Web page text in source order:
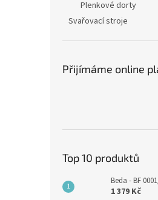
Plenkové dorty
Svařovací stroje
Přijímáme online
Top 10 produktů
Beda - BF
1 379 Kč